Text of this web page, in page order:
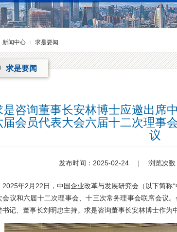
新闻中心 求是要闻
求是要闻
是咨询董事长安林博士应邀出席
届会员代表大会六届十二次理事
议
发布时间：2025-02-24 | 浏览次
2025年2月22日，中国企业改革与发展研究会（以下简称
会议和六届十二次理事会、十三次常务理事会联席会议
书记、董事长刘明忠主持。求是咨询董事长安林博士作为